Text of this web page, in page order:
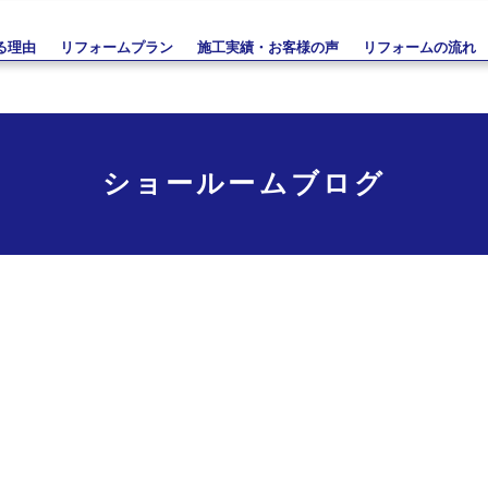
理由 リフォームプラン 施工実績・お客様の声 リフォームの流れ
ショールームブログ